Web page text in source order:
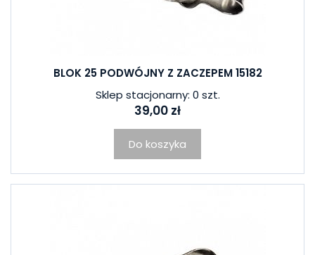
BLOK 25 PODWÓJNY Z ZACZEPEM 15182
Sklep stacjonarny: 0 szt.
39,00 zł
Do koszyka